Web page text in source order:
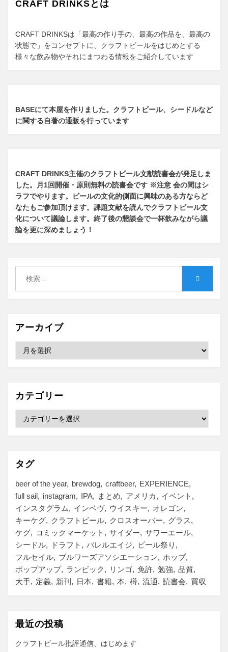
ョ
ン
CRAFT DRINKSとは
CRAFT DRINKSは「最高の作り手の、最高の作品を、最高の
状態で」をコンセプトに、クラフトビールをはじめとする
様々な飲み物やそれにまつわる情報をご紹介しています
BASEにて本屋を作りました。クラフトビール、シードルなど
に関する自著の通販を行っています
CRAFT DRINKS主催のクラフトビール文献読書会が発足しま
した。
月1回開催・原則無料の読書会です ※注意 会の間はシ
ラフでやります。
ビールの文化的側面に興味のある方ならど
なたもご参加頂けます。 課題文献を読んでクラフトビール文
化について議論します。 終了後の懇談会で一杯飲みながら議
論を更に深めましょう！
アーカイブ
ブ
カテゴリー
ー
タグ
beer of the year brewdog craftbeer
EXPERIENCE
full sail
instagram IPA まとめ アメリカ
イベント
インスタグラム
インベヴ ウイスキー
オレゴン
キーケグ
クラフトビール クロスオーバー
グラス
ケグ
コミックマーケット サイダー
サワーエール
シードル
ドラフト バレルエイジ
ビール祭り
フルセイル
ブルワーズアソシエーション
ホップ
ポップアップ
ランビック リンゴ 免許 勉強
品質
大手
定義 新刊 日本 書籍 本 樽 流通 読書会 買収
最近の投稿
クラフトビール批評通信、はじめます